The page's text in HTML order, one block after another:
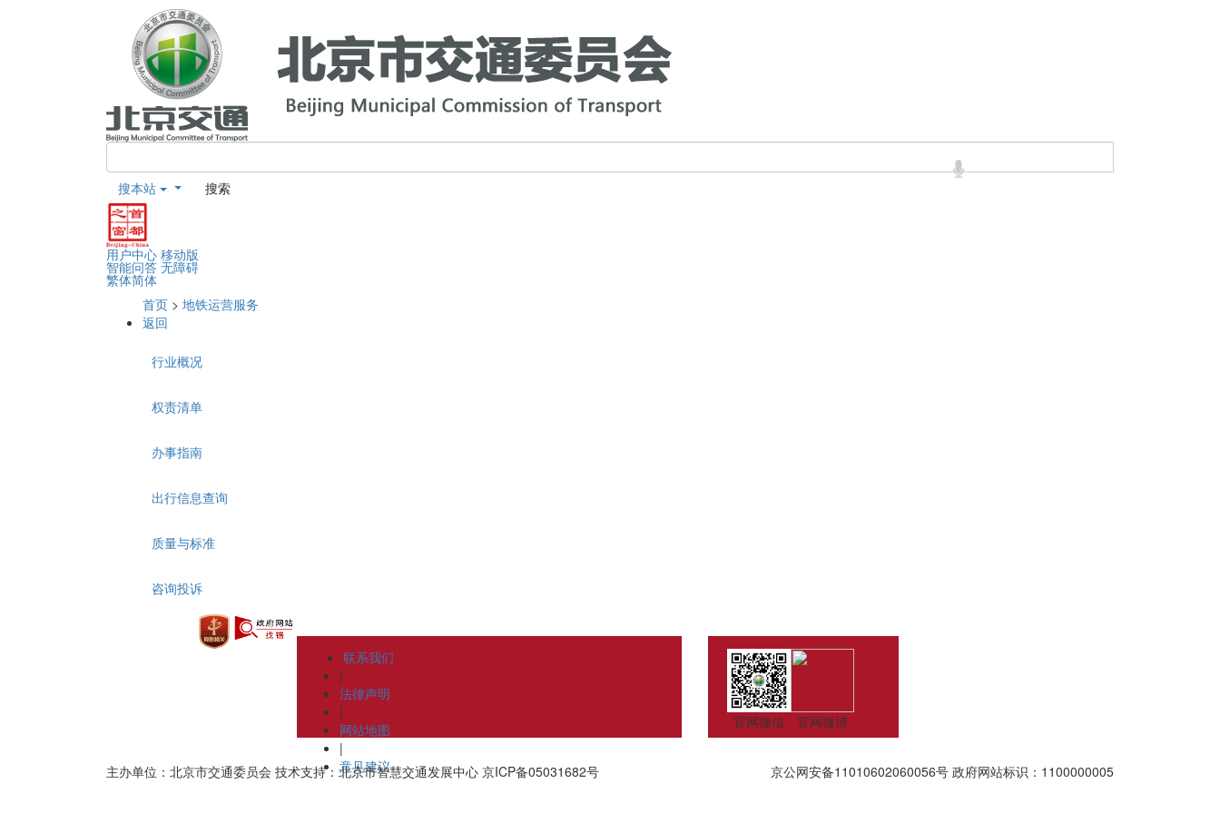
搜本站 搜索
用户中心 移动版
智能问答 无障碍
繁体简体
首页 > 地铁运营服务
返回
行业概况
权责清单
办事指南
出行信息查询
质量与标准
咨询投诉
联系我们
|
法律声明
|
网站地图
|
意见建议
官网微信 官网微博
主办单位：北京市交通委员会 技术支持：北京市智慧交通发展中心 京ICP备05031682号 京公网安备11010602060056号 政府网站标识：1100000005